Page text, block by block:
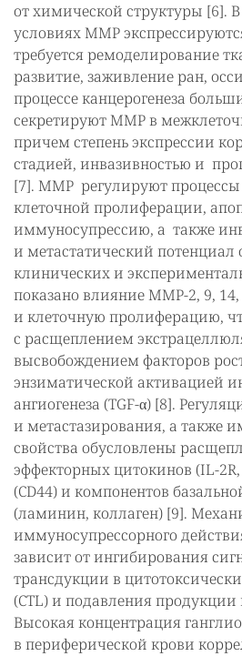
от химической структуры [6].
условиях MMP
требуется ремоделирование
развитие, заживление ран,
процессе канцерогенеза
секретируют MMP в
причем степень экспрессии
стадией, инвазивностью и
[7]. MMP регулируют процессы
клеточной пролиферации,
иммуносупрессию, а также
и метастатический потенциал
клинических и
показано влияние MMP-2, 9,
и клеточную пролиферацию,
с расщеплением
высвобождением факторов
энзиматической активацией
ангиогенеза (TGF-α) [8].
и метастазирования, а также
свойства обусловлены
эффекторных цитокинов (IL-
(CD44) и компонентов
(ламинин, коллаген) [9].
иммуносупрессорного
зависит от ингибирования
трансдукции в
(CTL) и подавления продукции
Высокая концентрация
в периферической крови